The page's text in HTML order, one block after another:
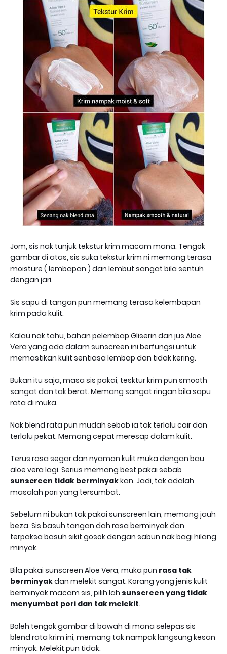
Jom, sis nak tunjuk tekstur krim macam mana. Tengok
gambar di atas, sis suka tekstur krim ni memang terasa
moisture ( lembapan ) dan lembut sangat bila sentuh
dengan jari.
Sis sapu di tangan pun memang terasa kelembapan
krim pada kulit.
Kalau nak tahu, bahan pelembap Gliserin dan jus Aloe
Vera yang ada dalam sunscreen ini berfungsi untuk
memastikan kulit sentiasa lembap dan tidak kering.
Bukan itu saja, masa sis pakai, tesktur krim pun smooth
sangat dan tak berat. Memang sangat ringan bila sapu
rata di muka.
Nak blend rata pun mudah sebab ia tak terlalu cair dan
terlalu pekat. Memang cepat meresap dalam kulit.
Terus rasa segar dan nyaman kulit muka dengan bau
aloe vera lagi. Serius memang best pakai sebab
sunscreen tidak berminyakkan. Jadi, tak adalah
masalah pori yang tersumbat.
Sebelum ni bukan tak pakai sunscreen lain, memang jauh
beza. Sis basuh tangan dah rasa berminyak dan
terpaksa basuh sikit gosok dengan sabun nak bagi hilang
minyak.
Bila pakai sunscreen Aloe Vera, muka pun rasa tak
berminyakdan melekit sangat. Korang yang jenis kulit
berminyak macam sis, pilih lah sunscreen yang tidak
menyumbat pori dan tak melekit.
Boleh tengok gambar di bawah di mana selepas sis
blend rata krim ini, memang tak nampak langsung kesan
minyak. Melekit pun tidak.